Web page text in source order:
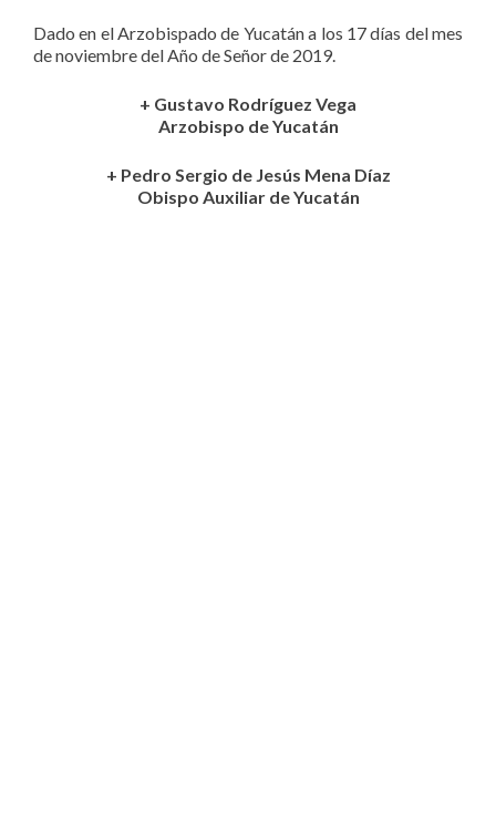
Dado en el Arzobispado de Yucatán a los 17 días del mes
de noviembre del Año de Señor de 2019.
+ Gustavo Rodríguez Vega
Arzobispo de Yucatán
+ Pedro Sergio de Jesús Mena Díaz
Obispo Auxiliar de Yucatán